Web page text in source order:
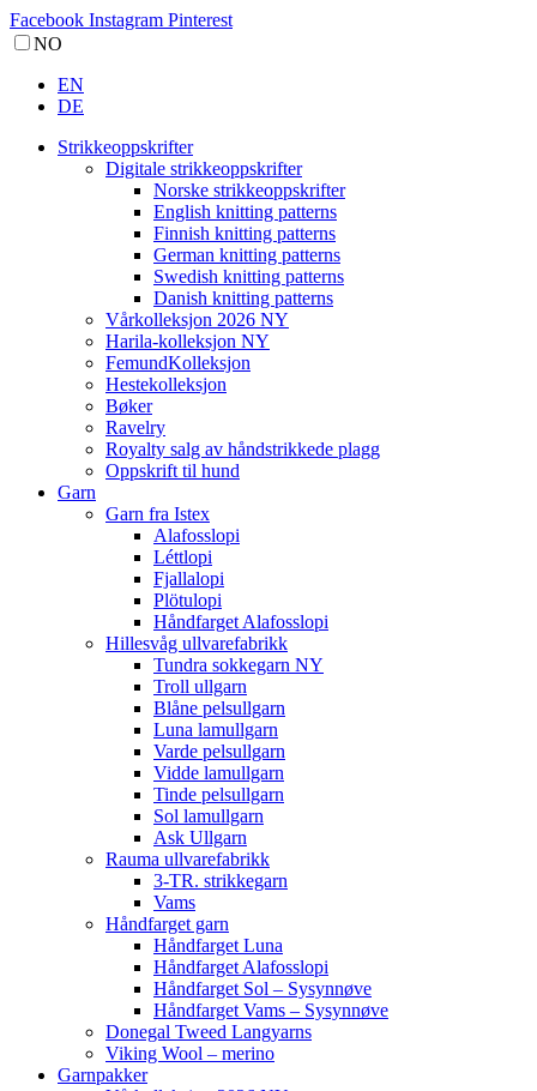
Facebook Instagram Pinterest
NO
EN
DE
Strikkeoppskrifter
Digitale strikkeoppskrifter
Norske strikkeoppskrifter
English knitting patterns
Finnish knitting patterns
German knitting patterns
Swedish knitting patterns
Danish knitting patterns
Vårkolleksjon 2026 NY
Harila-kolleksjon NY
FemundKolleksjon
Hestekolleksjon
Bøker
Ravelry
Royalty salg av håndstrikkede plagg
Oppskrift til hund
Garn
Garn fra Istex
Alafosslopi
Léttlopi
Fjallalopi
Plötulopi
Håndfarget Alafosslopi
Hillesvåg ullvarefabrikk
Tundra sokkegarn NY
Troll ullgarn
Blåne pelsullgarn
Luna lamullgarn
Varde pelsullgarn
Vidde lamullgarn
Tinde pelsullgarn
Sol lamullgarn
Ask Ullgarn
Rauma ullvarefabrikk
3-TR. strikkegarn
Vams
Håndfarget garn
Håndfarget Luna
Håndfarget Alafosslopi
Håndfarget Sol – Sysynnøve
Håndfarget Vams – Sysynnøve
Donegal Tweed Langyarns
Viking Wool – merino
Garnpakker